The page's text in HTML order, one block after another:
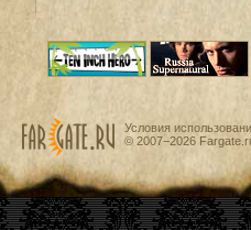
Условия
© 2007−2026